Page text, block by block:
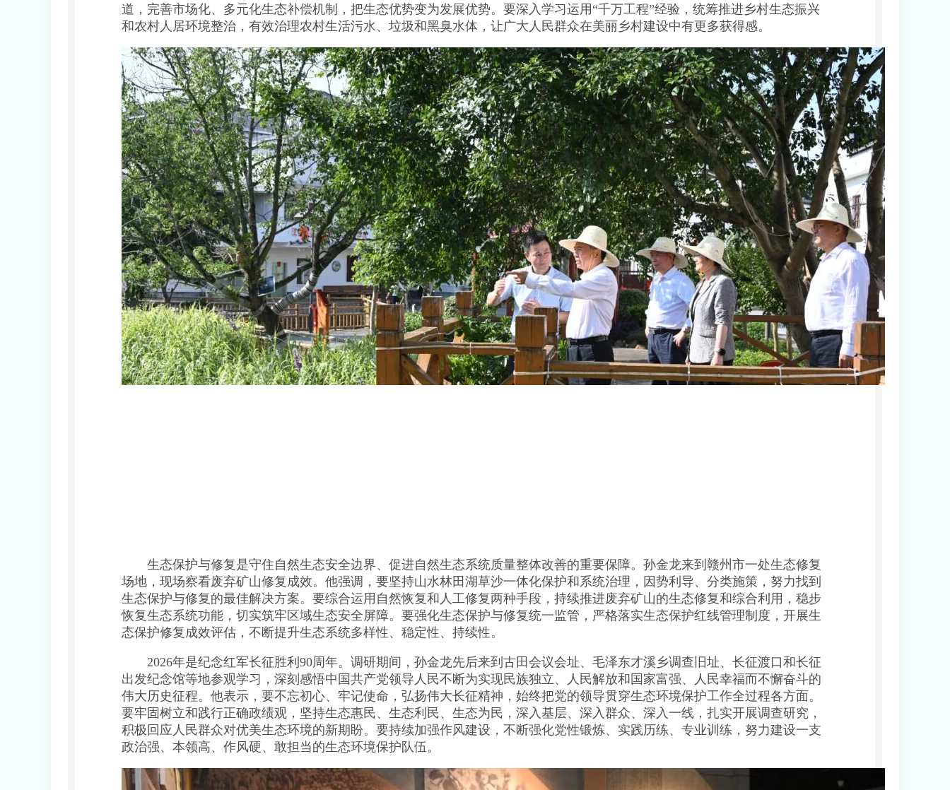
道，完善市场化、多元化生态补偿机制，把生态优势变为发展优势。要深入学习运用“千万工程”经验，统筹推进乡村生态振兴
和农村人居环境整治，有效治理农村生活污水、垃圾和黑臭水体，让广大人民群众在美丽乡村建设中有更多获得感。
生态保护与修复是守住自然生态安全边界、促进自然生态系统质量整体改善的重要保障。孙金龙来到赣州市一处生态修复
场地，现场察看废弃矿山修复成效。他强调，要坚持山水林田湖草沙一体化保护和系统治理，因势利导、分类施策，努力找到
生态保护与修复的最佳解决方案。要综合运用自然恢复和人工修复两种手段，持续推进废弃矿山的生态修复和综合利用，稳步
恢复生态系统功能，切实筑牢区域生态安全屏障。要强化生态保护与修复统一监管，严格落实生态保护红线管理制度，开展生
态保护修复成效评估，不断提升生态系统多样性、稳定性、持续性。
2026年是纪念红军长征胜利90周年。调研期间，孙金龙先后来到古田会议会址、毛泽东才溪乡调查旧址、长征渡口和长征
出发纪念馆等地参观学习，深刻感悟中国共产党领导人民不断为实现民族独立、人民解放和国家富强、人民幸福而不懈奋斗的
伟大历史征程。他表示，要不忘初心、牢记使命，弘扬伟大长征精神，始终把党的领导贯穿生态环境保护工作全过程各方面。
要牢固树立和践行正确政绩观，坚持生态惠民、生态利民、生态为民，深入基层、深入群众、深入一线，扎实开展调查研究，
积极回应人民群众对优美生态环境的新期盼。要持续加强作风建设，不断强化党性锻炼、实践历练、专业训练，努力建设一支
政治强、本领高、作风硬、敢担当的生态环境保护队伍。